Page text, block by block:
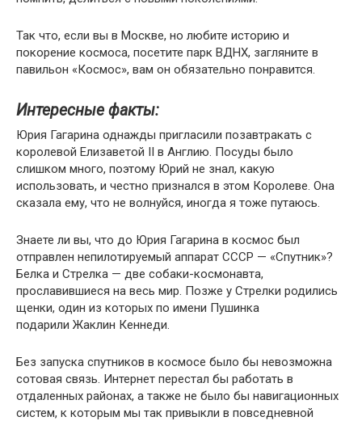
Так что, если вы в Москве, но любите историю и
покорение космоса, посетите парк ВДНХ, загляните в
павильон «Космос», вам он обязательно понравится.
Интересные факты:
Юрия Гагарина однажды пригласили позавтракать с
королевой Елизаветой II в Англию. Посуды было
слишком много, поэтому Юрий не знал, какую
использовать, и честно признался в этом Королеве. Она
сказала ему, что не волнуйся, иногда я тоже путаюсь.
Знаете ли вы, что до Юрия Гагарина в космос был
отправлен непилотируемый аппарат СССР — «Спутник»?
Белка и Стрелка — две собаки-космонавта,
прославившиеся на весь мир. Позже у Стрелки родились
щенки, один из которых по имени Пушинка
подарили Жаклин Кеннеди.
Без запуска спутников в космосе было бы невозможна
сотовая связь. Интернет перестал бы работать в
отдаленных районах, а также не было бы навигационных
систем, к которым мы так привыкли в повседневной